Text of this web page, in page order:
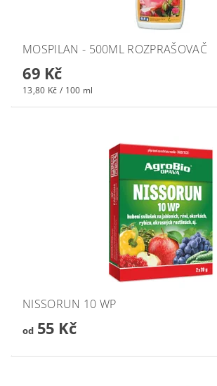
MOSPILAN - 500ML ROZPRAŠOVAČ
69 Kč
13,80 Kč / 100 ml
NISSORUN 10 WP
od55 Kč